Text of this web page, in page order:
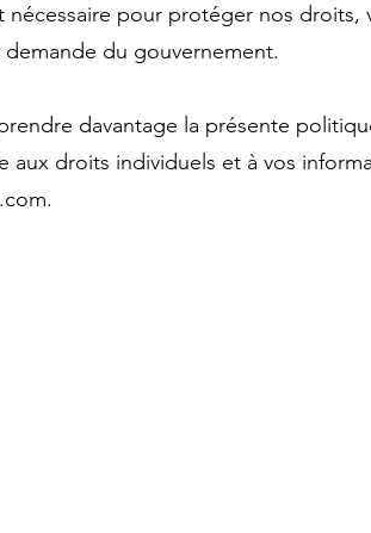
pour protéger nos
du gouvernement.
davantage la présente
droits individuels et à vos
.